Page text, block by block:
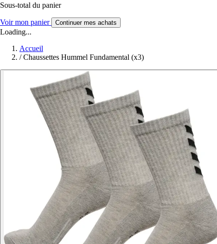
Sous-total du panier
Voir mon panier Continuer mes achats
Loading...
Accueil
/ Chaussettes Hummel Fundamental (x3)